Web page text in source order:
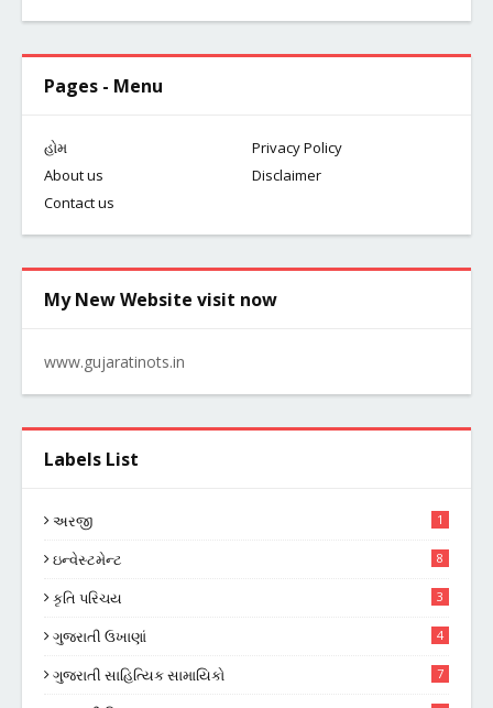
Pages - Menu
હોમ
Privacy Policy
About us
Disclaimer
Contact us
My New Website visit now
www.gujaratinots.in
Labels List
અરજી 1
ઇન્વેસ્ટમેન્ટ 8
કૃતિ પરિચય 3
ગુજરાતી ઉખાણાં 4
ગુજરાતી સાહિત્યિક સામાયિકો 7